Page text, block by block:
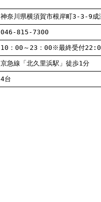
神奈川県横須賀市根岸町3-3-9成
046-815-7300
10：00～23：00※最終受付
京急線「北久里浜駅」徒歩1分
4台